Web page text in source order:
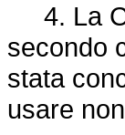
4. La
secondo
stata
usare